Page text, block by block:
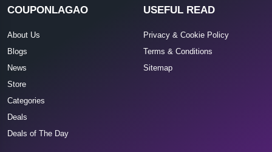
COUPONLAGAO
About Us
Blogs
News
Store
Categories
Deals
Deals of The Day
USEFUL READ
Privacy & Cookie Policy
Terms & Conditions
Sitemap